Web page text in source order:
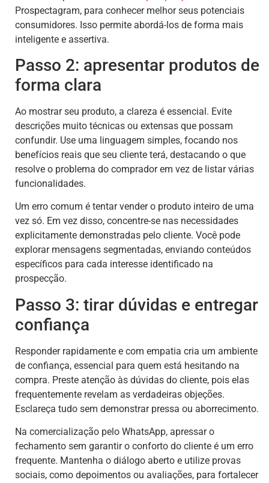
Prospectagram, para conhecer melhor seus potenciais
consumidores. Isso permite abordá-los de forma mais
inteligente e assertiva.
Passo 2: apresentar produtos de
forma clara
Ao mostrar seu produto, a clareza é essencial. Evite
descrições muito técnicas ou extensas que possam
confundir. Use uma linguagem simples, focando nos
benefícios reais que seu cliente terá, destacando o que
resolve o problema do comprador em vez de listar várias
funcionalidades.
Um erro comum é tentar vender o produto inteiro de uma
vez só. Em vez disso, concentre-se nas necessidades
explicitamente demonstradas pelo cliente. Você pode
explorar mensagens segmentadas, enviando conteúdos
específicos para cada interesse identificado na
prospecção.
Passo 3: tirar dúvidas e entregar
confiança
Responder rapidamente e com empatia cria um ambiente
de confiança, essencial para quem está hesitando na
compra. Preste atenção às dúvidas do cliente, pois elas
frequentemente revelam as verdadeiras objeções.
Esclareça tudo sem demonstrar pressa ou aborrecimento.
Na comercialização pelo WhatsApp, apressar o
fechamento sem garantir o conforto do cliente é um erro
frequente. Mantenha o diálogo aberto e utilize provas
sociais, como depoimentos ou avaliações, para fortalecer